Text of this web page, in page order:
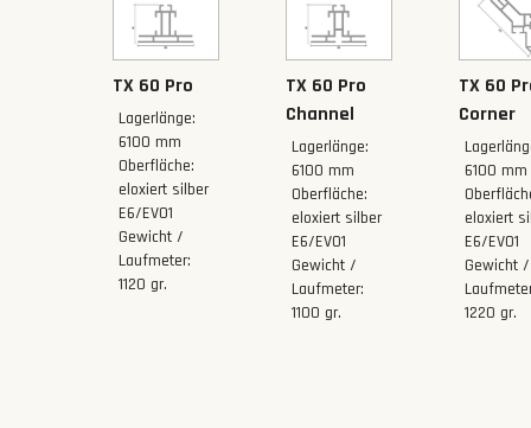
TX 60 Pro
Lagerlänge:
6100 mm
Oberfläche:
eloxiert silber
E6/EV01
Gewicht /
Laufmeter:
1120 gr.
TX 60 Pro
Channel
Lagerlänge:
6100 mm
Oberfläche:
eloxiert silber
E6/EV01
Gewicht /
Laufmeter:
1100 gr.
TX 60
Corner
6100 mm
eloxiert
E6/EV01
Gewicht /
1220 gr.